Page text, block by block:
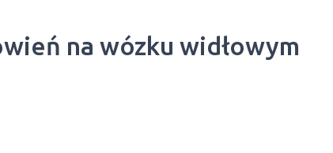
na wózku widłowym